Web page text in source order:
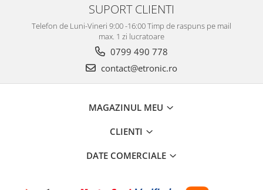
SUPORT CLIENTI
Telefon de Luni-Vineri 9:00 -16:00 Timp de raspuns pe mail
max. 1 zi lucratoare
0799 490 778
contact@etronic.ro
MAGAZINUL MEU
CLIENTI
DATE COMERCIALE